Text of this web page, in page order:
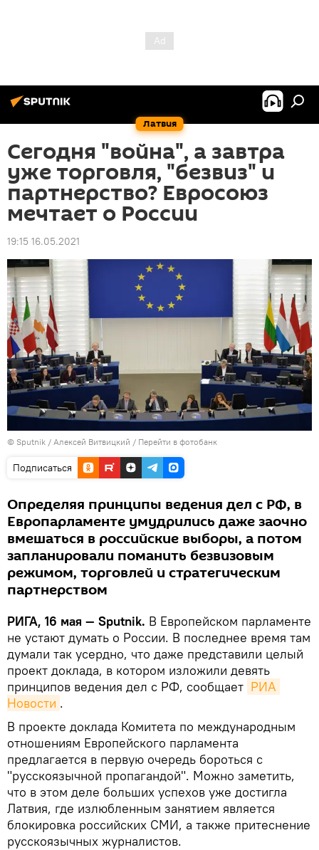
Латвия
Сегодня "война", а завтра
уже торговля, "безвиз" и
партнерство? Евросоюз
мечтает о России
19:15 16.05.2021
© Sputnik / Алексей Витвицкий / Перейти в фотобанк
Подписаться
Определяя принципы ведения дел с РФ, в
Европарламенте умудрились даже заочно
вмешаться в российские выборы, а потом
запланировали поманить безвизовым
режимом, торговлей и стратегическим
партнерством
РИГА, 16 мая — Sputnik. В Европейском парламенте
не устают думать о России. В последнее время там
думали так усердно, что даже представили целый
проект доклада, в котором изложили девять
принципов ведения дел с РФ, сообщает РИА
Новости .
В проекте доклада Комитета по международным
отношениям Европейского парламента
предлагается в первую очередь бороться с
"русскоязычной пропагандой". Можно заметить,
что в этом деле больших успехов уже достигла
Латвия, где излюбленным занятием является
блокировка российских СМИ, а также притеснение
русскоязычных журналистов.